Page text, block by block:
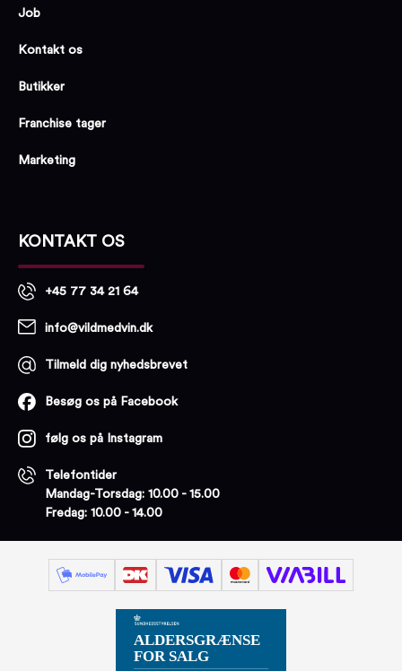
Job
Kontakt os
Butikker
Franchise tager
Marketing
KONTAKT OS
+45 77 34 21 64
info@vildmedvin.dk
Tilmeld dig nyhedsbrevet
Besøg os på Facebook
følg os på Instagram
Telefontider
Mandag-Torsdag: 10.00 - 15.00
Fredag: 10.00 - 14.00